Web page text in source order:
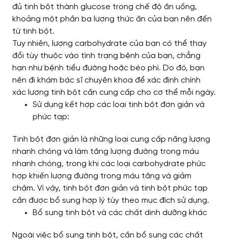
đủ tinh bột thành glucose trong chế độ ăn uống,
khoảng một phần ba lượng thức ăn của bạn nên đến
từ tinh bột.
Tuy nhiên, lượng carbohydrate của bạn có thể thay
đổi tùy thuộc vào tình trạng bệnh của bạn, chẳng
hạn như bệnh tiểu đường hoặc béo phì. Do đó, bạn
nên đi khám bác sĩ chuyên khoa để xác định chính
xác lượng tinh bột cần cung cấp cho cơ thể mỗi ngày.
Sử dụng kết hợp các loại tinh bột đơn giản và
phức tạp:
Tinh bột đơn giản là những loại cung cấp năng lượng
nhanh chóng và làm tăng lượng đường trong máu
nhanh chóng, trong khi các loại carbohydrate phức
hợp khiến lượng đường trong máu tăng và giảm
chậm. Vì vậy, tinh bột đơn giản và tinh bột phức tạp
cần được bổ sung hợp lý tùy theo mục đích sử dụng.
Bổ sung tinh bột và các chất dinh dưỡng khác
Ngoài việc bổ sung tinh bột, cần bổ sung các chất